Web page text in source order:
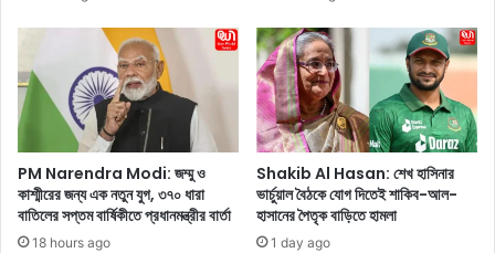
,
ফ
বে
জো
দে
খা
গে
বে
’
য়ে
ঠ
লে
ন
দি
PM Narendra Modi: জম্মু ও
কাশ্মীরের জন্য এক নতুন যুগ, ৩৭০ ধারা
বাতিলের সপ্তম বার্ষিকীতে প্রধানমন্ত্রীর বার্তা
18 hours ago
Shakib Al Hasan: শেখ হাসিনার
ভার্চুয়াল বৈঠকে যোগ দিতেই শাকিব-আল-
হাসানের পৈতৃক বাড়িতে হামলা
1 day ago